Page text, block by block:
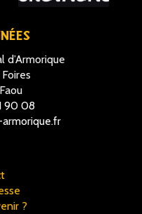
d’Armorique
90 08
?